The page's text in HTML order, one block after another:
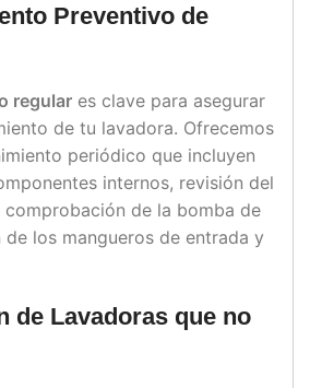
Preventivo de
regular es clave para asegurar
de tu lavadora. Ofrecemos
periódico que incluyen
internos, revisión del
de la bomba de
los mangueros de entrada y
de Lavadoras que no